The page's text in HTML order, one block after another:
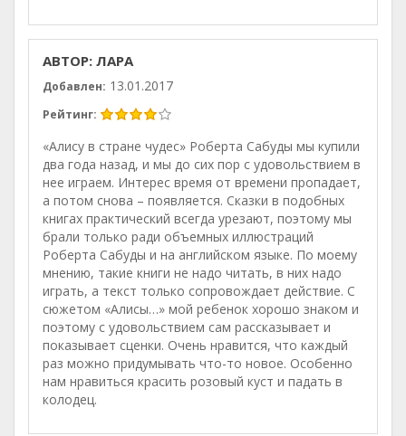
АВТОР: ЛАРА
Добавлен: 13.01.2017
Рейтинг:
«Алису в стране чудес» Роберта Сабуды мы купили
два года назад, и мы до сих пор с удовольствием в
нее играем. Интерес время от времени пропадает,
а потом снова – появляется. Сказки в подобных
книгах практический всегда урезают, поэтому мы
брали только ради объемных иллюстраций
Роберта Сабуды и на английском языке. По моему
мнению, такие книги не надо читать, в них надо
играть, а текст только сопровождает действие. С
сюжетом «Алисы…» мой ребенок хорошо знаком и
поэтому с удовольствием сам рассказывает и
показывает сценки. Очень нравится, что каждый
раз можно придумывать что-то новое. Особенно
нам нравиться красить розовый куст и падать в
колодец.